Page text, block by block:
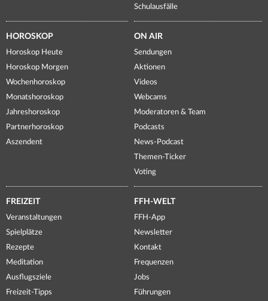
Schulausfälle
HOROSKOP
Horoskop Heute
Horoskop Morgen
Wochenhoroskop
Monatshoroskop
Jahreshoroskop
Partnerhoroskop
Aszendent
ON AIR
Sendungen
Aktionen
Videos
Webcams
Moderatoren & Team
Podcasts
News-Podcast
Themen-Ticker
Voting
FREIZEIT
Veranstaltungen
Spielplätze
Rezepte
Meditation
Ausflugsziele
Freizeit-Tipps
FFH-WELT
FFH-App
Newsletter
Kontakt
Frequenzen
Jobs
Führungen